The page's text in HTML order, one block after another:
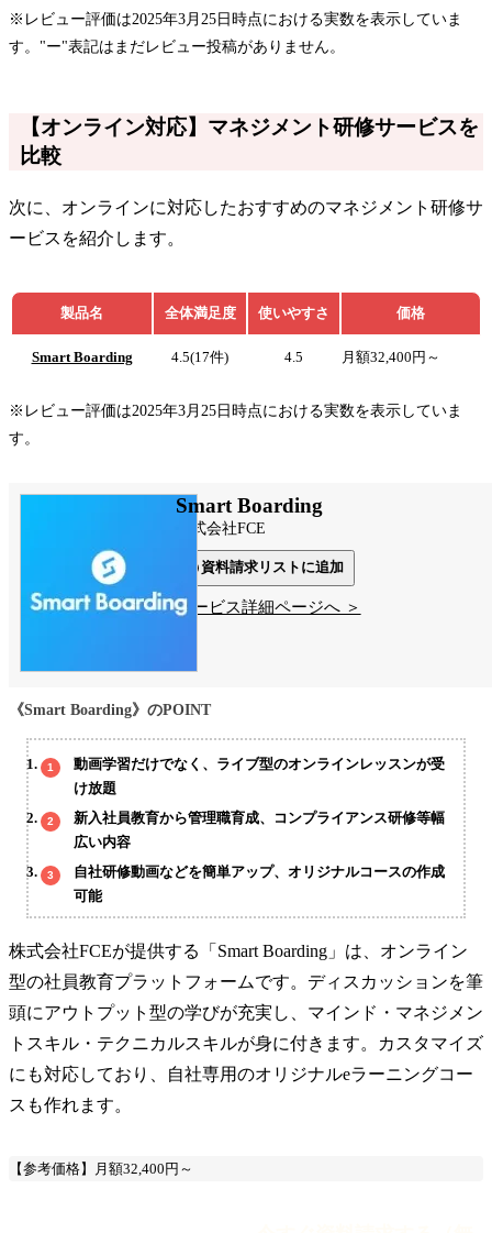
※レビュー評価は2025年3月25日時点における実数を表示していま
す。"ー"表記はまだレビュー投稿がありません。
【オンライン対応】マネジメント研修サービスを
比較
次に、オンラインに対応したおすすめのマネジメント研修サ
ービスを紹介します。
製品名 全体満足度 使いやすさ 価格
Smart Boarding 4.5(17件) 4.5 月額32,400円～
※レビュー評価は2025年3月25日時点における実数を表示していま
す。
Smart Boarding
株式会社FCE
資料請求リストに追加
サービス詳細ページへ ＞
《Smart Boarding》のPOINT
動画学習だけでなく、ライブ型のオンラインレッスンが受
け放題
新入社員教育から管理職育成、コンプライアンス研修等幅
広い内容
自社研修動画などを簡単アップ、オリジナルコースの作成
可能
株式会社FCEが提供する「Smart Boarding」は、オンライン
型の社員教育プラットフォームです。ディスカッションを筆
頭にアウトプット型の学びが充実し、マインド・マネジメン
トスキル・テクニカルスキルが身に付きます。カスタマイズ
にも対応しており、自社専用のオリジナルeラーニングコー
スも作れます。
【参考価格】月額32,400円～